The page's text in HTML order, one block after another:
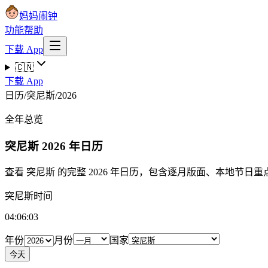
妈妈闹钟
功能帮助
下载 App
🇨🇳
下载 App
日历/突尼斯/2026
全年总览
突尼斯 2026 年日历
查看 突尼斯 的完整 2026 年日历，包含逐月版面、本地节日重
突尼斯时间
04:06:03
年份 月份 国家
今天